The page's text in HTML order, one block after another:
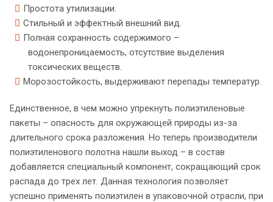
Простота утилизации.
Стильный и эффектный внешний вид.
Полная сохранность содержимого –
водонепроницаемость, отсутствие выделения
токсических веществ.
Морозостойкость, выдерживают перепады температур.
Единственное, в чем можно упрекнуть полиэтиленовые
пакеты – опасность для окружающей природы из-за
длительного срока разложения. Но теперь производители
полиэтиленового полотна нашли выход – в состав
добавляется специальный компонент, сокращающий срок
распада до трех лет. Данная технология позволяет
успешно применять полиэтилен в упаковочной отрасли, при